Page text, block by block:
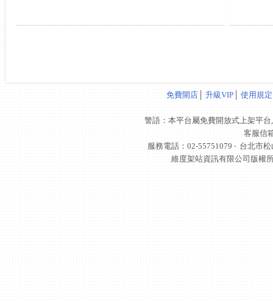
免費開店│升級VIP│ 使用規定
警語：本平台屬免費開放式上架平
客服信
服務電話：02-55751079 ‧ 台北市
維度架站資訊有限公司版權